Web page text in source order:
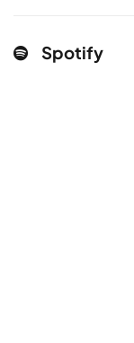
Spotify